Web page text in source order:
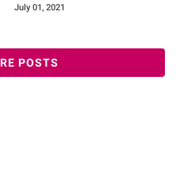
July 01, 2021
POSTS